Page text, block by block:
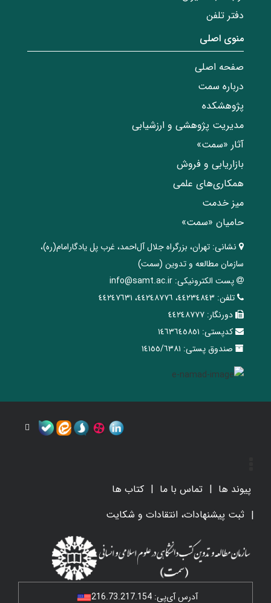
دفتر تلفن
منوی اصلی
صفحه اصلی
درباره سمت
پژوهشکده
مدیریت پژوهشی و ارزشیابی
آثار «سمت»
بازاریابی و فروش
همکاری‌های علمی
میز خدمت
حامیان «سمت»
نشانی: تهران، ‌بزرگراه ‌جلال آل‌احمد، غرب پل يادگار‌امام(ره)‌،
سازمان مطالعه و تدوین‌ (سمت)
پست الکترونیکی: info@samt.ac.ir
تلفن: ٤٤٢٣٤٨٤٣، ٤٤٢٤٨٧٧٦، ٤٤٢٤٧٦٣١
دورنگار: ٤٤٢٤٨٧٧٧
کدپستی: ١٤٦٣٦٤٥٨٥١
صندوق پستی: ١٤١٥٥/٦٣٨١
پیوند ها تماس با ما
کتاب ها
ثبت پیشنهادات، انتقادات و شکایت
آدرس آی‌پی: 216.73.217.154